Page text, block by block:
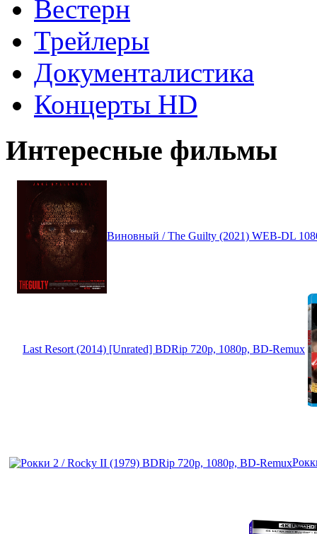
Вестерн
Трейлеры
Документалистика
Концерты HD
Интересные фильмы
Виновный / The Guilty (2021) WEB-DL
Last Resort (2014) [Unrated] BDRip 720p, 1080p, BD-Remux